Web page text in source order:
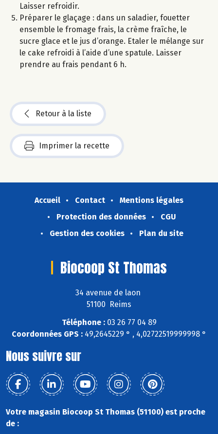
Laisser refroidir.
Préparer le glaçage : dans un saladier, fouetter
ensemble le fromage frais, la crème fraîche, le
sucre glace et le jus d’orange. Etaler le mélange sur
le cake refroidi à l’aide d’une spatule. Laisser
prendre au frais pendant 6 h.
Retour à la liste
Imprimer la recette
Accueil Contact
Mentions légales
Protection des données
CGU
Gestion des cookies
Plan du site
Biocoop St Thomas
34 avenue de laon
51100 Reims
Téléphone :03 26 77 04 89
Coordonnées GPS : 49,2645229 ° , 4,02722519999998 °
Nous suivre sur
Votre magasin Biocoop St Thomas (51100) est proche
de :